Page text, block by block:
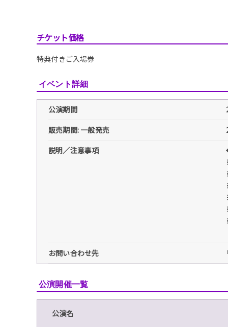
チケット価格
特典付きご入場券
イベント詳細
公演期間
販売期間: 一般発売
説明／注意事項
お問い合わせ先
公演開催一覧
公演名